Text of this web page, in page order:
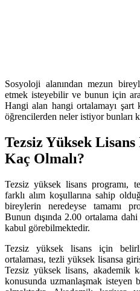
Sosyoloji alanından mezun
etmek isteyebilir ve bunun için
Hangi alan hangi ortalamayı şart
öğrencilerden neler istiyor bunları
Tezsiz Yüksek
Kaç Olmalı?
Tezsiz yüksek lisans programı,
farklı alım koşullarına sahip
bireylerin neredeyse tamamı
Bunun dışında 2.00 ortalama
kabul görebilmektedir.
Tezsiz yüksek lisans için
ortalaması, tezli yüksek lisansa
Tezsiz yüksek lisans, akademik
konusunda uzmanlaşmak